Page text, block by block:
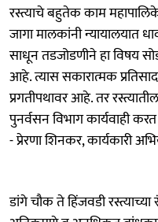
रस्त्याचे बहुतेक काम
जागा मालकांनी न्यायालयात
साधून तडजोडणीने हा विषय
आहे. त्यास सकारात्मक
प्रगतीपथावर आहे. तर
पुनर्वसन विभाग कार्यवाही
- प्रेरणा शिनकर, कार्यकारी
डांगे चौक ते हिंजवडी